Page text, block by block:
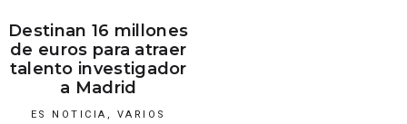
Destinan 16 millones
de euros para atraer
talento investigador
a Madrid
ES NOTICIA , VARIOS